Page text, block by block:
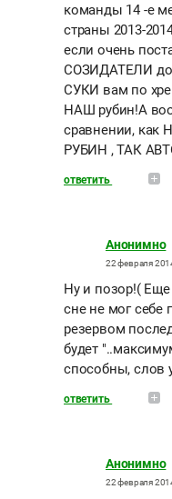
команды 14 -е
страны 2013-
если очень
СОЗИДАТЕЛИ
СУКИ вам по
НАШ рубин!А
сравнении,
РУБИН , ТАК
ответить
Анонимно
22 февраля
Ну и позор!(
сне не мог себе
резервом
будет
способны, слов
ответить
Анонимно
22 февраля